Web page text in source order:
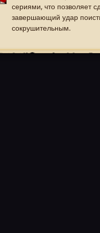
сериями, что позволяет
завершающий удар
сокрушительным.